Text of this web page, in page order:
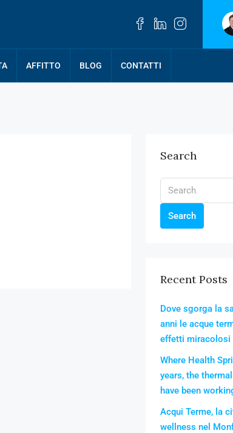
AFFITTO BLOG CONTATTI
Search
Search
Recent Posts
Dove sgorga la
anni le acque
effetti miracolosi
Where Health
years, the
have been
Acqui Terme, la
wellness nel